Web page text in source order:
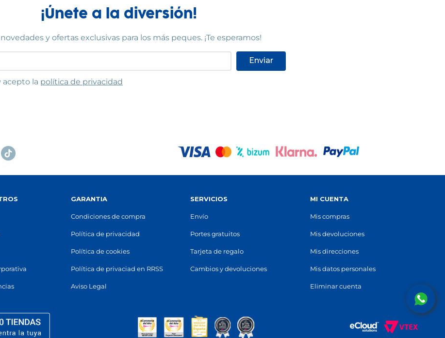
¡Únete a la diversión!
y ofertas exclusivas para los más peques. ¡Te esperamos!
Enviar
las condiciones
acepto la política de privacidad
GARANTIA
Condiciones de compra
Política de privacidad
Política de cookies
Política de privaciad en RRSS
Aviso Legal
SERVICIOS
Envío
Portes gratuitos
Tarjeta de regalo
Cambios y devoluciones
MI CUENTA
Mis compras
Mis devoluciones
Mis direcciones
Mis datos personales
Eliminar cuenta